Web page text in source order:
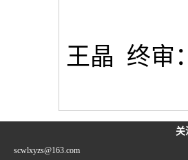
王晶 终审
scwlxyzs@163.com
关